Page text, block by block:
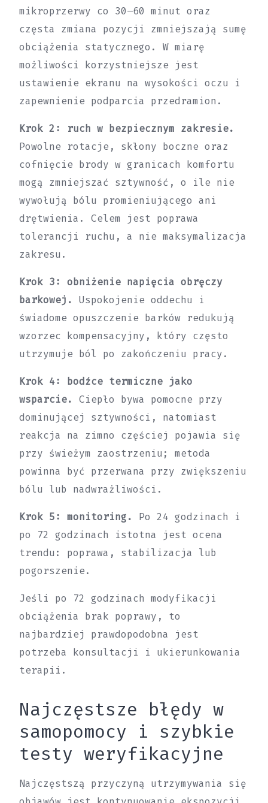
mikroprzerwy co 30–60 minut oraz
częsta zmiana pozycji zmniejszają sumę
obciążenia statycznego. W miarę
możliwości korzystniejsze jest
ustawienie ekranu na wysokości oczu i
zapewnienie podparcia przedramion.
Krok 2: ruch w bezpiecznym zakresie.
Powolne rotacje, skłony boczne oraz
cofnięcie brody w granicach komfortu
mogą zmniejszać sztywność, o ile nie
wywołują bólu promieniującego ani
drętwienia. Celem jest poprawa
tolerancji ruchu, a nie maksymalizacja
zakresu.
Krok 3: obniżenie napięcia obręczy
barkowej.
Uspokojenie oddechu i
świadome opuszczenie barków redukują
wzorzec kompensacyjny, który często
utrzymuje ból po zakończeniu pracy.
Krok 4: bodźce termiczne jako
wsparcie.
Ciepło bywa pomocne przy
dominującej sztywności, natomiast
reakcja na zimno częściej pojawia się
przy świeżym zaostrzeniu; metoda
powinna być przerwana przy zwiększeniu
bólu lub nadwrażliwości.
Krok 5: monitoring.
Po 24 godzinach i
po 72 godzinach istotna jest ocena
trendu: poprawa, stabilizacja lub
pogorszenie.
Jeśli po 72 godzinach modyfikacji
obciążenia brak poprawy, to
najbardziej prawdopodobna jest
potrzeba konsultacji i ukierunkowania
terapii.
Najczęstsze błędy w
samopomocy i szybkie
testy weryfikacyjne
Najczęstszą przyczyną utrzymywania się